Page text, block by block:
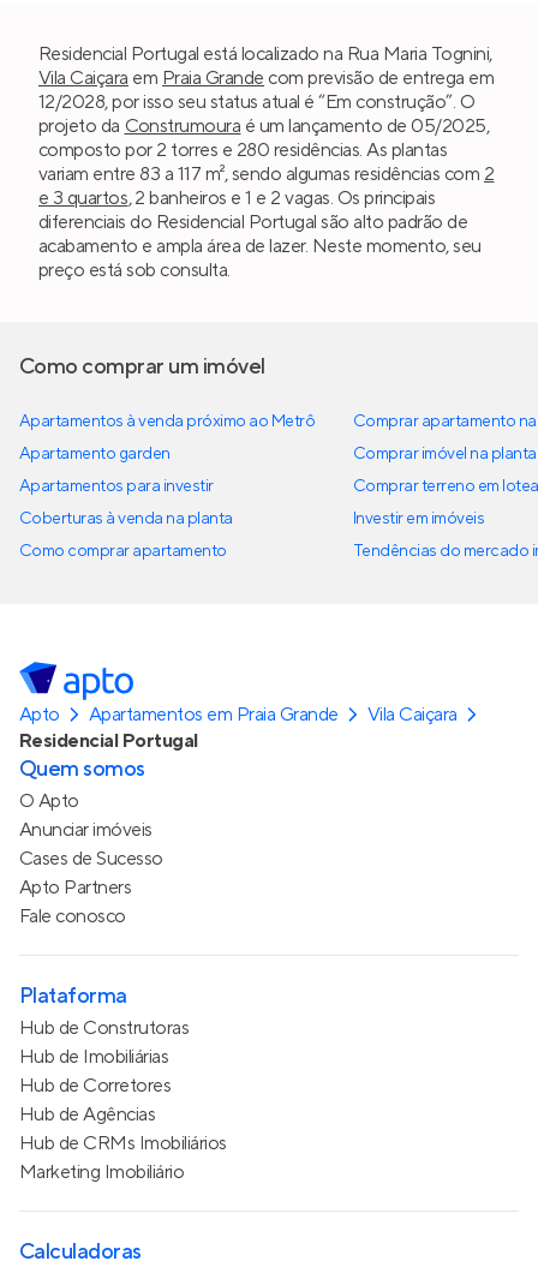
Residencial Portugal está localizado na Rua Maria Tognini,
Vila Caiçara em Praia Grande com previsão de entrega em
12/2028, por isso seu status atual é “Em construção”. O
projeto da Construmoura é um lançamento de 05/2025,
composto por 2 torres e 280 residências. As plantas
variam entre 83 a 117 m², sendo algumas residências com 2
e 3 quartos, 2 banheiros e 1 e 2 vagas. Os principais
diferenciais do Residencial Portugal são alto padrão de
acabamento e ampla área de lazer. Neste momento, seu
preço está sob consulta.
Como comprar um imóvel
Apartamentos à venda próximo ao Metrô
Apartamento garden
Apartamentos para investir
Coberturas à venda na planta
Como comprar apartamento
Comprar apartamento
Comprar imóvel na planta
Comprar terreno em
Investir em imóveis
Tendências do mercado
Apto Apartamentos em Praia Grande
Vila Caiçara
Residencial Portugal
Quem somos
O Apto
Anunciar imóveis
Cases de Sucesso
Apto Partners
Fale conosco
Plataforma
Hub de Construtoras
Hub de Imobiliárias
Hub de Corretores
Hub de Agências
Hub de CRMs Imobiliários
Marketing Imobiliário
Calculadoras